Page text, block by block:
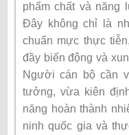
phẩm chất và năng
Đây không chỉ là
chuẩn mực thực
đầy biến động và
Người cán bộ cần
tưởng, vừa kiên
năng hoàn thành
ninh quốc gia và